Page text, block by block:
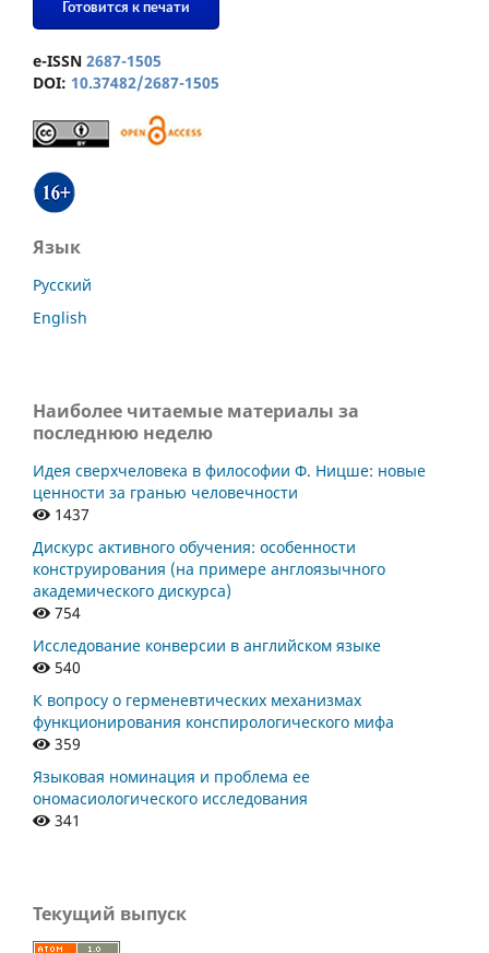
Готовится к печати
e-ISSN 2687-1505
DOI: 10.37482/2687-1505
Язык
Русский
English
Наиболее читаемые материалы за
последнюю неделю
Идея сверхчеловека в философии Ф. Ницше: новые
ценности за гранью человечности
1437
Дискурс активного обучения: особенности
конструирования (на примере англоязычного
академического дискурса)
754
Исследование конверсии в английском языке
540
К вопросу о герменевтических механизмах
функционирования конспирологического мифа
359
Языковая номинация и проблема ее
ономасиологического исследования
341
Текущий выпуск